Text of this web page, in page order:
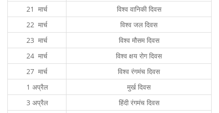
21 मार्च
विश्व वानिकी दिवस
22 मार्च
विश्व जल दिवस
23 मार्च
विश्व मौसम दिवस
24 मार्च
विश्व क्षय रोग दिवस
27 मार्च
विश्व रंगमंच दिवस
1 अप्रैल
मुर्ख दिवस
3 अप्रैल
हिंदी रंगमंच दिवस